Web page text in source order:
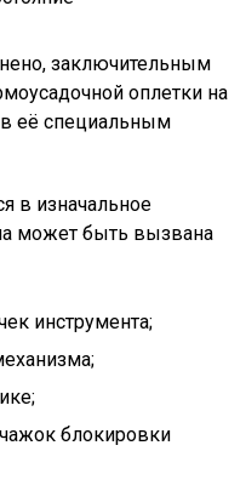
заключительным
оплетки на
её специальным
в изначальное
может быть вызвана
инструмента;
блокировки